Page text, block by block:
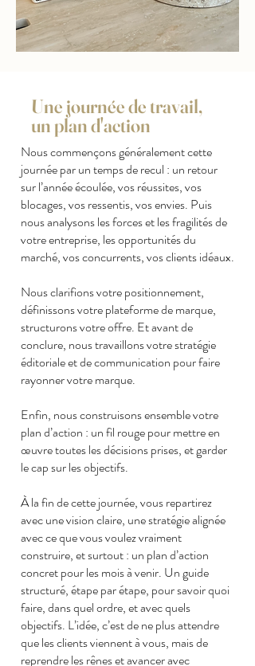
Une journée de travail,
un plan d'action
Nous commençons généralement cette
journée par un temps de recul : un retour
sur l’année écoulée, vos réussites, vos
blocages, vos ressentis, vos envies. Puis
nous analysons les forces et les fragilités de
votre entreprise, les opportunités du
marché, vos concurrents, vos clients idéaux.
Nous clarifions votre positionnement,
définissons votre plateforme de marque,
structurons votre offre. Et avant de
conclure, nous travaillons votre stratégie
éditoriale et de communication pour faire
rayonner votre marque.
Enfin, nous construisons ensemble votre
plan d’action : un fil rouge pour mettre en
œuvre toutes les décisions prises, et garder
le cap sur les objectifs.
À la fin de cette journée, vous repartirez
avec une vision claire, une stratégie alignée
avec ce que vous voulez vraiment
construire, et surtout : un plan d’action
concret pour les mois à venir. Un guide
structuré, étape par étape, pour savoir quoi
faire, dans quel ordre, et avec quels
objectifs. L’idée, c’est de ne plus attendre
que les clients viennent à vous, mais de
reprendre les rênes et avancer avec